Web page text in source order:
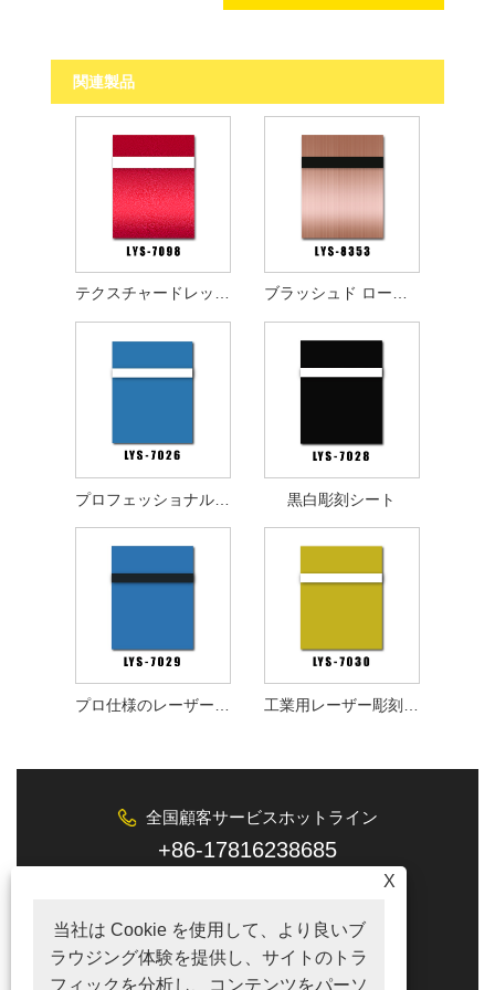
関連製品
テクスチャードレッドホワイト彫刻シート ブラッシュド ローズ ゴールド ブラック エングレービング シート
プロフェッショナル多層彫刻プラスチックシート 黒白彫刻シート
全国顧客サービスホットライン
+86-17816238685
tina@lyshire.com
フォローする
X
当社は Cookie を使用して、より良いブ
ラウジング体験を提供し、サイトのトラ
フィックを分析し、コンテンツをパーソ